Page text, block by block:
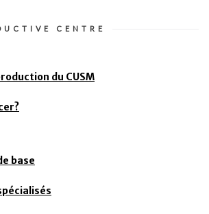
CENTRE
du CUSM
base